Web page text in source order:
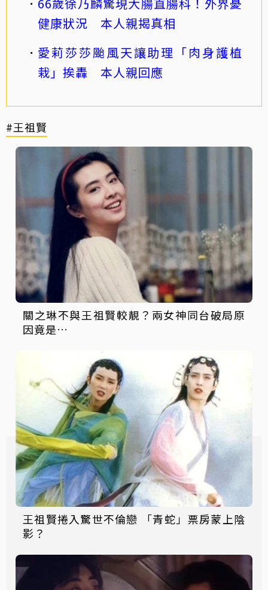
健康狀況 本人親揭真相
愛莉莎莎颱風天讓助理「肉身護植
栽」挨轟 本人親回應
#王祖賢
關之琳不與王祖賢較靚？兩女神同台破局原
因竟是…
王祖賢捲入驚世不倫戀 「青蛇」票房蒙上陰
影？